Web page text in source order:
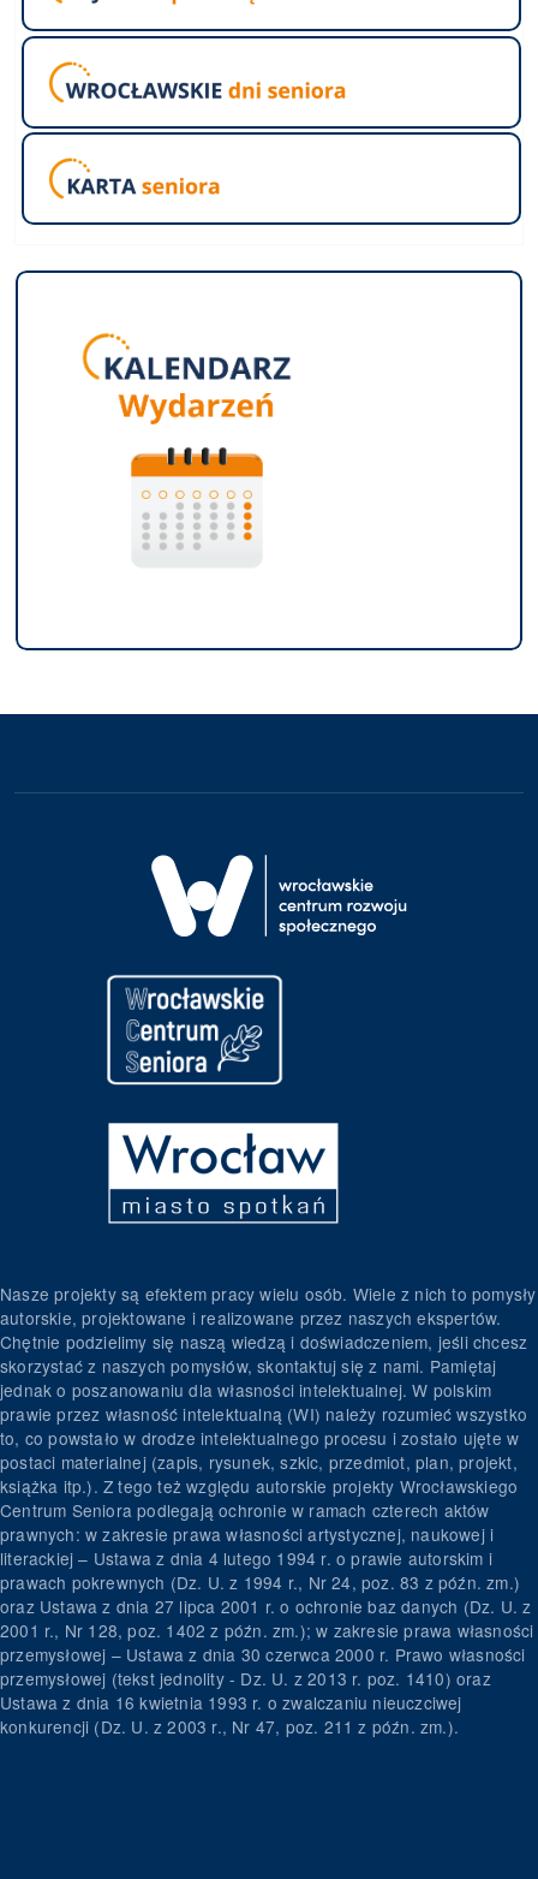
Nasze projekty są efektem pracy wielu osób. Wiele z nich to pomysły
autorskie, projektowane i realizowane przez naszych ekspertów.
Chętnie podzielimy się naszą wiedzą i doświadczeniem, jeśli chcesz
skorzystać z naszych pomysłów, skontaktuj się z nami. Pamiętaj
jednak o poszanowaniu dla własności intelektualnej. W polskim
prawie przez własność intelektualną (WI) należy rozumieć wszystko
to, co powstało w drodze intelektualnego procesu i zostało ujęte w
postaci materialnej (zapis, rysunek, szkic, przedmiot, plan, projekt,
książka itp.). Z tego też względu autorskie projekty Wrocławskiego
Centrum Seniora podlegają ochronie w ramach czterech aktów
prawnych: w zakresie prawa własności artystycznej, naukowej i
literackiej – Ustawa z dnia 4 lutego 1994 r. o prawie autorskim i
prawach pokrewnych (Dz. U. z 1994 r., Nr 24, poz. 83 z późn. zm.)
oraz Ustawa z dnia 27 lipca 2001 r. o ochronie baz danych (Dz. U. z
2001 r., Nr 128, poz. 1402 z późn. zm.); w zakresie prawa własności
przemysłowej – Ustawa z dnia 30 czerwca 2000 r. Prawo własności
przemysłowej (tekst jednolity - Dz. U. z 2013 r. poz. 1410) oraz
Ustawa z dnia 16 kwietnia 1993 r. o zwalczaniu nieuczciwej
konkurencji (Dz. U. z 2003 r., Nr 47, poz. 211 z późn. zm.).